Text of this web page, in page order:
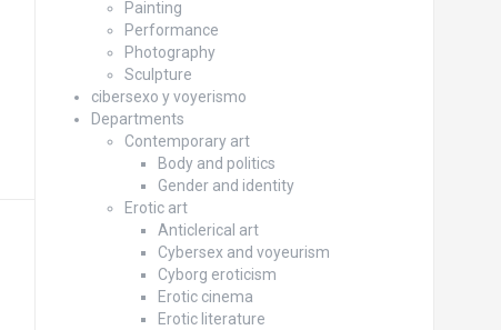
Painting
Performance
Photography
Sculpture
cibersexo y voyerismo
Departments
Contemporary art
Body and politics
Gender and identity
Erotic art
Anticlerical art
Cybersex and voyeurism
Cyborg eroticism
Erotic cinema
Erotic literature